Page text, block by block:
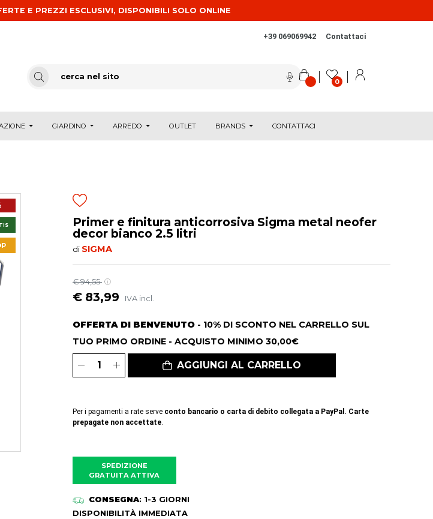
E PREZZI ESCLUSIVI, DISPONIBILI SOLO ONLINE
+39 069069942 Contattaci
0
GIARDINO ARREDO OUTLET BRANDS CONTATTACI
Primer e finitura anticorrosiva Sigma metal neofer
decor bianco 2.5 litri
di SIGMA
€ 94,55
€ 83,99 IVA incl.
OFFERTA DI BENVENUTO - 10% DI SCONTO NEL CARRELLO SUL
TUO PRIMO ORDINE - ACQUISTO MINIMO 30,00€
AGGIUNGI AL CARRELLO
Per i pagamenti a rate serve conto bancario o carta di debito collegata a PayPal. Carte
prepagate non accettate.
SPEDIZIONE
GRATUITA ATTIVA
CONSEGNA: 1-3 GIORNI
DISPONIBILITÀ IMMEDIATA